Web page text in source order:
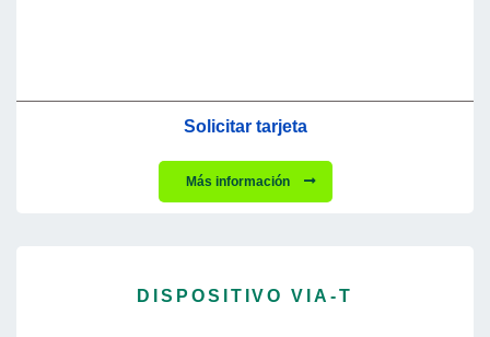
Solicitar tarjeta
Más información
DISPOSITIVO VIA-T